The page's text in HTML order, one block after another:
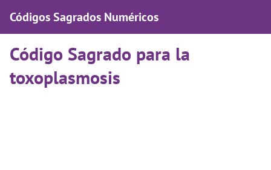
Códigos Sagrados Numéricos
Código Sagrado para la
toxoplasmosis